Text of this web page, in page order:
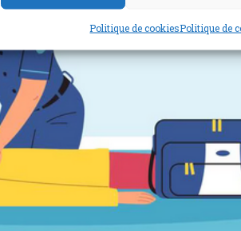
Politique de cookiesPolitique de